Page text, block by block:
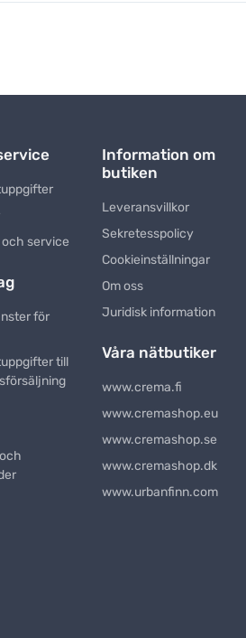
och service
för
till
Information om
butiken
Leveransvillkor
Sekretesspolicy
Cookieinställningar
Om oss
Juridisk information
Våra nätbutiker
www.crema.fi
www.cremashop.eu
www.cremashop.se
www.cremashop.dk
www.urbanfinn.com